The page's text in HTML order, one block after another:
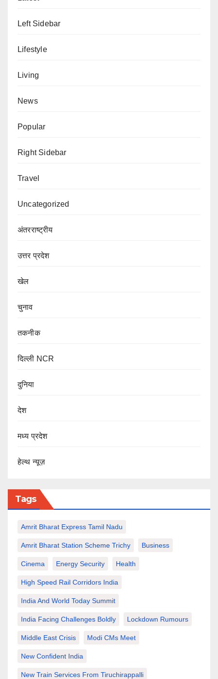
Left Sidebar
Lifestyle
Living
News
Popular
Right Sidebar
Travel
Uncategorized
अंतरराष्ट्रीय
उत्तर प्रदेश
खेल
चुनाव
तकनीक
दिल्ली NCR
दुनिया
देश
मध्य प्रदेश
हेल्थ न्यूज़
Tags
Amrit Bharat Express Tamil Nadu
Amrit Bharat Station Scheme Trichy Business
Cinema Energy Security Health
High Speed Rail Corridors India
India And World Today Summit
India Facing Challenges Boldly Lockdown Rumours
Middle East Crisis Modi CMs Meet
New Confident India
New Train Services From Tiruchirappalli